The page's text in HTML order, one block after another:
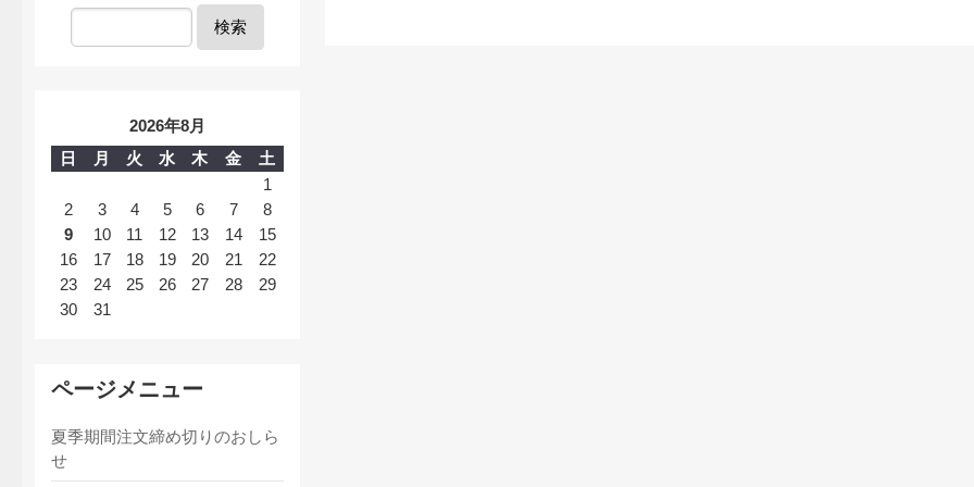
検索
2026年8月
日
月 火 水 木 金
土
1
2
3 4 5 6 7
8
9
10 11 12 13 14
15
16
17 18 19 20 21
22
23
24 25 26 27 28
29
30
31
ページメニュー
夏季期間注文締め切りのおしら
せ